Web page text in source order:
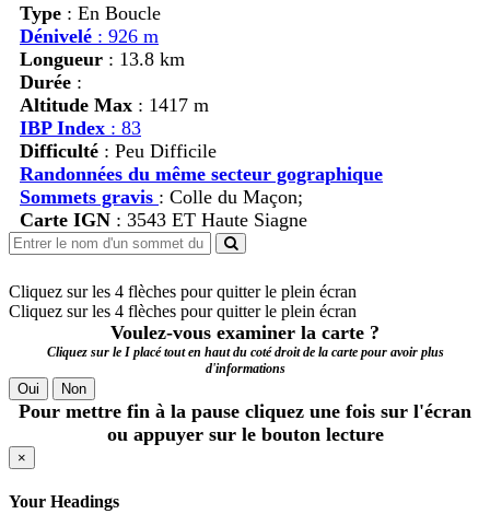
Type : En Boucle
Dénivelé : 926 m
Longueur : 13.8 km
Durée :
Altitude Max : 1417 m
IBP Index : 83
Difficulté : Peu Difficile
Randonnées du même secteur gographique
Sommets gravis : Colle du Maçon;
Carte IGN : 3543 ET Haute Siagne
Cliquez sur les 4 flèches pour quitter le plein écran
Cliquez sur les 4 flèches pour quitter le plein écran
Voulez-vous examiner la carte ?
Cliquez sur le I placé tout en haut du coté droit de la carte pour avoir plus
d'informations
Oui Non
Pour mettre fin à la pause cliquez une fois sur l'écran
ou appuyer sur le bouton lecture
×
Your Headings